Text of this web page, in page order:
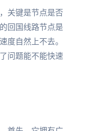
关键是节点是否
回国线路节点是
度自然上不去。
问题能不能快速